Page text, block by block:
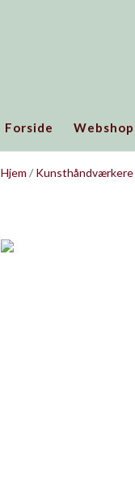
Forside Webshop
Hjem / Kunsthåndværkere